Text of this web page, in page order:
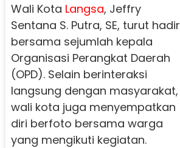
Wali Kota Langsa, Jeffry
Sentana S. Putra, SE, turut hadir
bersama sejumlah kepala
Organisasi Perangkat Daerah
(OPD). Selain berinteraksi
langsung dengan masyarakat,
wali kota juga menyempatkan
diri berfoto bersama warga
yang mengikuti kegiatan.